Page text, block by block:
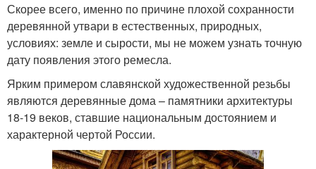
Скорее всего, именно по причине плохой сохранности
деревянной утвари в естественных, природных,
условиях: земле и сырости, мы не можем узнать точную
дату появления этого ремесла.
Ярким примером славянской художественной резьбы
являются деревянные дома – памятники архитектуры
18-19 веков, ставшие национальным достоянием и
характерной чертой России.